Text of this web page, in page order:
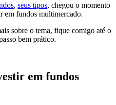
, seus tipos, chegou o momento
em fundos multimercado.
sobre o tema, fique comigo até o
bem prático.
em fundos